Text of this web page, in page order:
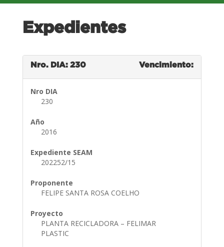
Expedientes
Nro. DIA: 230 Vencimiento:
Nro DIA
230
Año
2016
Expediente SEAM
202252/15
Proponente
FELIPE SANTA ROSA COELHO
Proyecto
PLANTA RECICLADORA – FELIMAR
PLASTIC